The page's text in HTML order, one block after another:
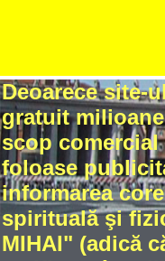
Deoarece site-
gratuit
scop
foloase
informarea
spirituală şi
MIHAI" (adică